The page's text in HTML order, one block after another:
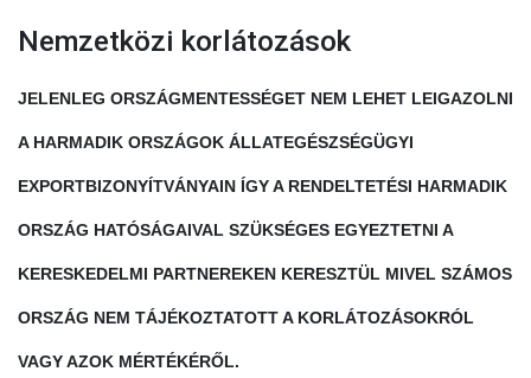
Nemzetközi korlátozások
JELENLEG ORSZÁGMENTESSÉGET NEM LEHET LEIGAZOLNI
A HARMADIK ORSZÁGOK ÁLLATEGÉSZSÉGÜGYI
EXPORTBIZONYÍTVÁNYAIN ÍGY A RENDELTETÉSI HARMADIK
ORSZÁG HATÓSÁGAIVAL SZÜKSÉGES EGYEZTETNI A
KERESKEDELMI PARTNEREKEN KERESZTÜL MIVEL SZÁMOS
ORSZÁG NEM TÁJÉKOZTATOTT A KORLÁTOZÁSOKRÓL
VAGY AZOK MÉRTÉKÉRŐL.